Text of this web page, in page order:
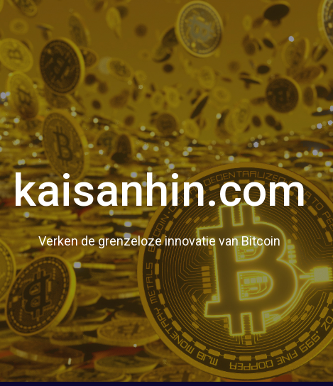
kaisanhin.com
Verken de grenzeloze innovatie van Bitcoin